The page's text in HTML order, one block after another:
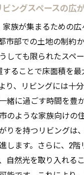
の快適な暮らしを実
で楽しむ家族の時間
成長を見守るリビング
ーティーを楽しむた
グで育む家族の絆
中にある非日常の楽し
ライフスタイルに合
ングスペースの広
族が集まるための
市部での土地の制約
しても限られたスペ
ることで床面積を
り、リビングには十
緒に過ごす時間を豊
のような家族向けの
りを持つリビングは
します。さらに、2階
自然光を取り入れる